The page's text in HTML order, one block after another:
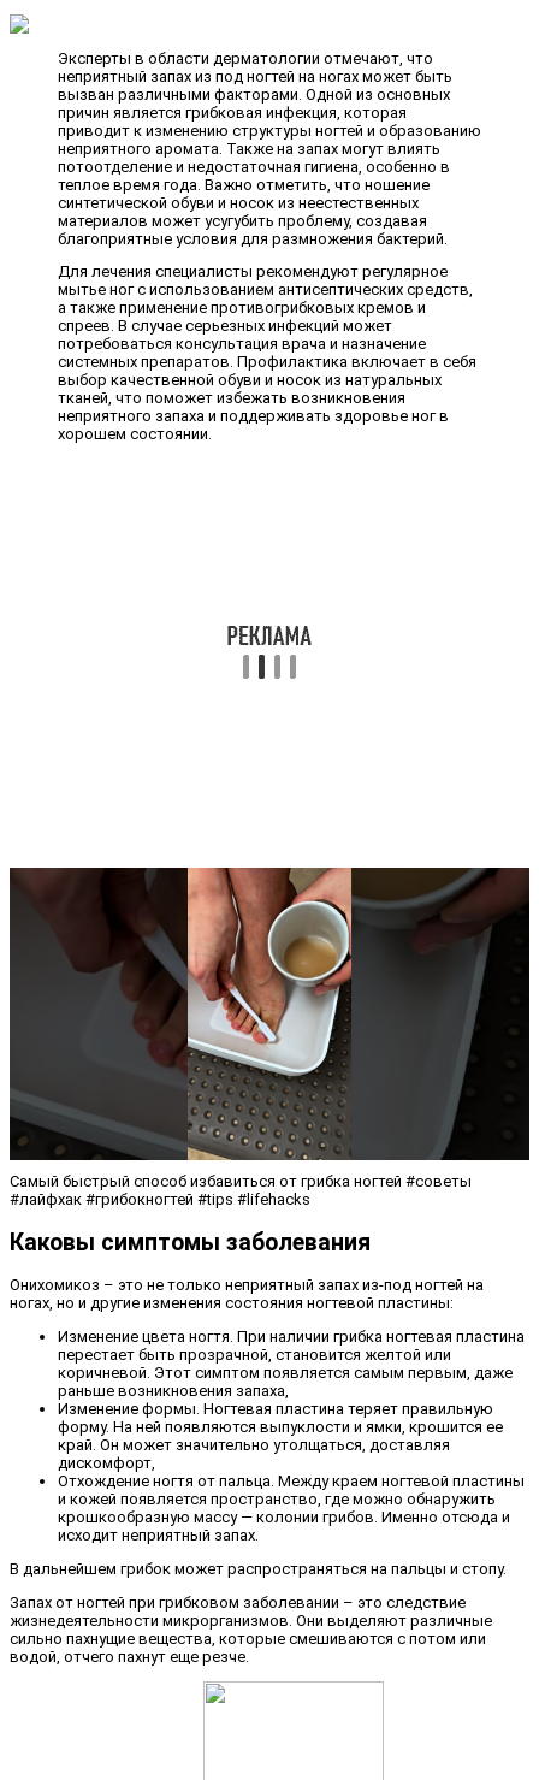
Эксперты в области дерматологии отмечают, что
неприятный запах из под ногтей на ногах может быть
вызван различными факторами. Одной из основных
причин является грибковая инфекция, которая
приводит к изменению структуры ногтей и образованию
неприятного аромата. Также на запах могут влиять
потоотделение и недостаточная гигиена, особенно в
теплое время года. Важно отметить, что ношение
синтетической обуви и носок из неестественных
материалов может усугубить проблему, создавая
благоприятные условия для размножения бактерий.
Для лечения специалисты рекомендуют регулярное
мытье ног с использованием антисептических средств,
а также применение противогрибковых кремов и
спреев. В случае серьезных инфекций может
потребоваться консультация врача и назначение
системных препаратов. Профилактика включает в себя
выбор качественной обуви и носок из натуральных
тканей, что поможет избежать возникновения
неприятного запаха и поддерживать здоровье ног в
хорошем состоянии.
Самый быстрый способ избавиться от грибка ногтей #советы
#лайфхак #грибокногтей #tips #lifehacks
Каковы симптомы заболевания
Онихомикоз – это не только неприятный запах из-под ногтей на
ногах, но и другие изменения состояния ногтевой пластины:
Изменение цвета ногтя. При наличии грибка ногтевая пластина
перестает быть прозрачной, становится желтой или
коричневой. Этот симптом появляется самым первым, даже
раньше возникновения запаха,
Изменение формы. Ногтевая пластина теряет правильную
форму. На ней появляются выпуклости и ямки, крошится ее
край. Он может значительно утолщаться, доставляя
дискомфорт,
Отхождение ногтя от пальца. Между краем ногтевой пластины
и кожей появляется пространство, где можно обнаружить
крошкообразную массу — колонии грибов. Именно отсюда и
исходит неприятный запах.
В дальнейшем грибок может распространяться на пальцы и стопу.
Запах от ногтей при грибковом заболевании – это следствие
жизнедеятельности микрорганизмов. Они выделяют различные
сильно пахнущие вещества, которые смешиваются с потом или
водой, отчего пахнут еще резче.